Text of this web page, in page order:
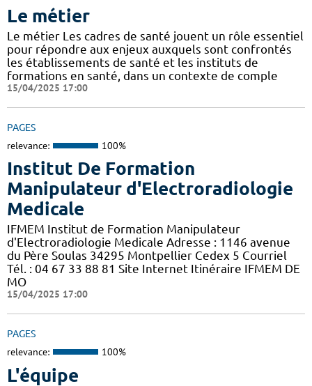
Le métier
Le métier Les cadres de santé jouent un rôle essentiel
pour répondre aux enjeux auxquels sont confrontés
les établissements de santé et les instituts de
formations en santé, dans un contexte de comple
15/04/2025 17:00
PAGES
relevance: 100%
Institut De Formation
Manipulateur d'Electroradiologie
Medicale
IFMEM Institut de Formation Manipulateur
d'Electroradiologie Medicale Adresse : 1146 avenue
du Père Soulas 34295 Montpellier Cedex 5 Courriel
Tél. : 04 67 33 88 81 Site Internet Itinéraire IFMEM DE
MO
15/04/2025 17:00
PAGES
relevance: 100%
L'équipe